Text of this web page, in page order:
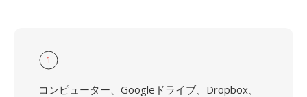
1
コンピューター、Googleドライブ、Dropbox、